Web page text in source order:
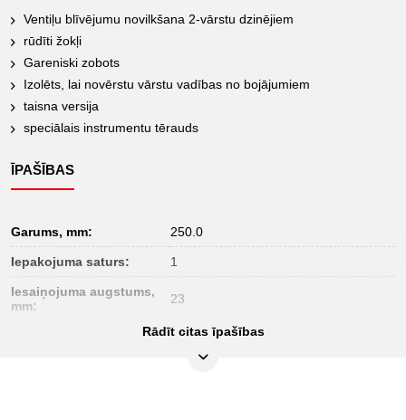
Ventiļu blīvējumu novilkšana 2-vārstu dzinējiem
rūdīti žokļi
Gareniski zobots
Izolēts, lai novērstu vārstu vadības no bojājumiem
taisna versija
speciālais instrumentu tērauds
ĪPAŠĪBAS
Garums, mm: 250.0
Iepakojuma saturs: 1
Iesaiņojuma augstums,
mm:
23
Iesaiņojuma garums, mm:300
Rādīt citas īpašības